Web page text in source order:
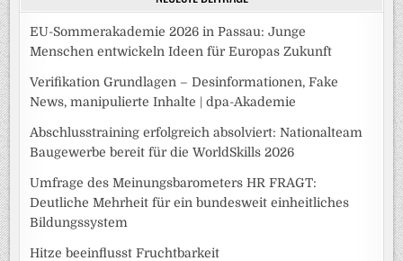
EU-Sommerakademie 2026 in Passau: Junge
Menschen entwickeln Ideen für Europas Zukunft
Verifikation Grundlagen – Desinformationen, Fake
News, manipulierte Inhalte | dpa-Akademie
Abschlusstraining erfolgreich absolviert: Nationalteam
Baugewerbe bereit für die WorldSkills 2026
Umfrage des Meinungsbarometers HR FRAGT:
Deutliche Mehrheit für ein bundesweit einheitliches
Bildungssystem
Hitze beeinflusst Fruchtbarkeit